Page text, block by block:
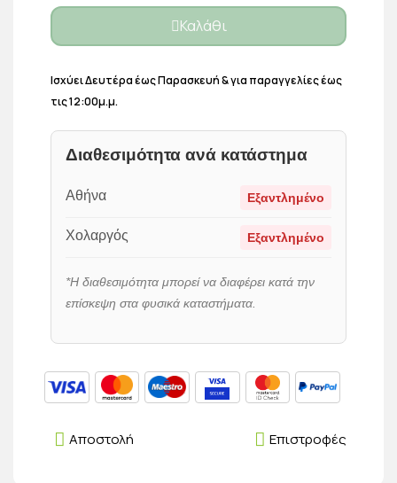
Καλάθι
Ισχύει Δευτέρα έως Παρασκευή & για παραγγελίες έως
τις 12:00μ.μ.
Διαθεσιμότητα ανά κατάστημα
Αθήνα Εξαντλημένο
Χολαργός Εξαντλημένο
*Η διαθεσιμότητα μπορεί να διαφέρει κατά την
επίσκεψη στα φυσικά καταστήματα.
Επιστροφές
Αποστολή